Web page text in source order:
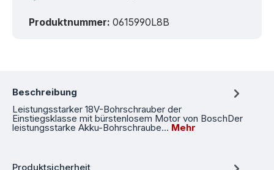
Produktnummer: 0615990L8B
Beschreibung
Leistungsstarker 18V-Bohrschrauber der
Einstiegsklasse mit bürstenlosem Motor von BoschDer
leistungsstarke Akku-Bohrschraube… Mehr
Produktsicherheit